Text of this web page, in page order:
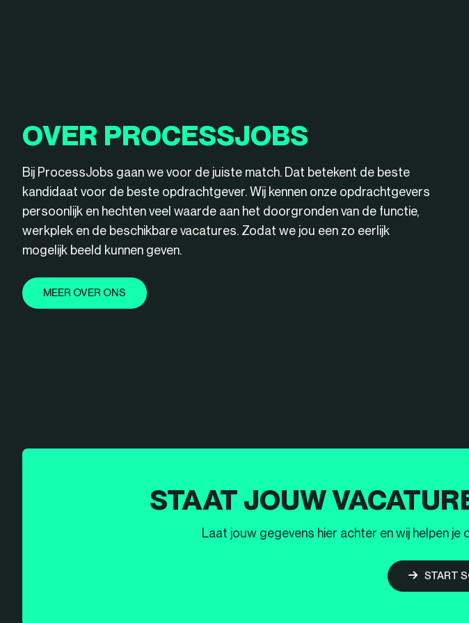
OVER PROCESSJOBS
Bij ProcessJobs gaan we voor de juiste match. Dat betekent de beste
kandidaat voor de beste opdrachtgever. Wij kennen onze opdrachtgevers
persoonlijk en hechten veel waarde aan het doorgronden van de functie,
werkplek en de beschikbare vacatures. Zodat we jou een zo eerlijk
mogelijk beeld kunnen geven.
MEER OVER ONS
STAAT JOUW
Laat jouw gegevens hier achter en wij helpen je
START